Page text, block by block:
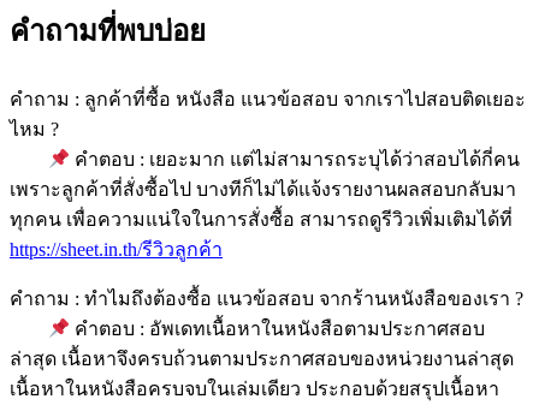
คำถามที่พบบ่อย
คำถาม : ลูกค้าที่ซื้อ หนังสือ แนวข้อสอบ จากเราไปสอบติดเยอะ
ไหม ?
คำตอบ : เยอะมาก แต่ไม่สามารถระบุได้ว่าสอบได้กี่คน
เพราะลูกค้าที่สั่งซื้อไป บางทีก็ไม่ได้แจ้งรายงานผลสอบกลับมา
ทุกคน เพื่อความแน่ใจในการสั่งซื้อ สามารถดูรีวิวเพิ่มเติมได้ที่
https://sheet.in.th/รีวิวลูกค้า
คำถาม : ทำไมถึงต้องซื้อ แนวข้อสอบ จากร้านหนังสือของเรา ?
คำตอบ : อัพเดทเนื้อหาในหนังสือตามประกาศสอบ
ล่าสุด เนื้อหาจึงครบถ้วนตามประกาศสอบของหน่วยงานล่าสุด
เนื้อหาในหนังสือครบจบในเล่มเดียว ประกอบด้วยสรุปเนื้อหา